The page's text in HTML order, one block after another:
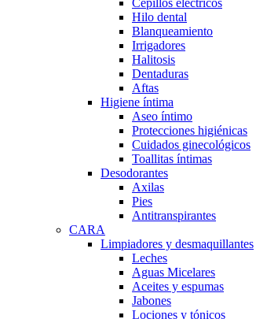
Cepillos eléctricos
Hilo dental
Blanqueamiento
Irrigadores
Halitosis
Dentaduras
Aftas
Higiene íntima
Aseo íntimo
Protecciones higiénicas
Cuidados ginecológicos
Toallitas íntimas
Desodorantes
Axilas
Pies
Antitranspirantes
CARA
Limpiadores y desmaquillantes
Leches
Aguas Micelares
Aceites y espumas
Jabones
Lociones y tónicos